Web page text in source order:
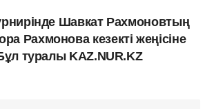
Шавкат Рахмоновтың
Рахмонова кезекті жеңісіне
туралы KAZ.NUR.KZ